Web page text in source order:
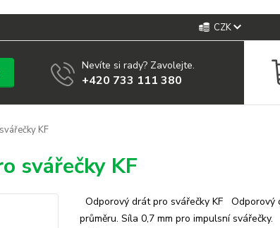
CZK
Nevíte si rady? Zavolejte.
+420 733 111 380
KF
svářečky KF
Odporový drát pro svářečky KF Odporový
průměru. Síla 0,7 mm pro impulsní